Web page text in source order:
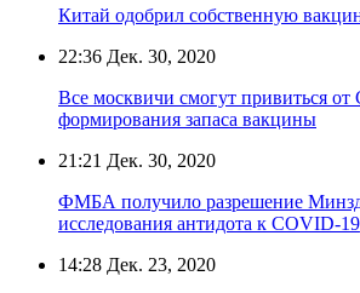
Китай одобрил собственную
22:36 Дек. 30, 2020
Все москвичи смогут привиться
формирования запаса вакцины
21:21 Дек. 30, 2020
ФМБА получило разрешение
исследования антидота к COVID-19
14:28 Дек. 23, 2020